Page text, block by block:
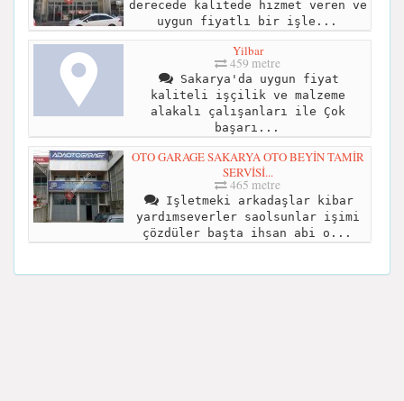
derecede kalitede hizmet veren ve
uygun fiyatlı bir işle...
Yilbar
459 metre
Sakarya'da uygun fiyat
kaliteli işçilik ve malzeme
alakalı çalışanları ile Çok
başarı...
OTO GARAGE SAKARYA OTO BEYİN TAMİR
SERVİSİ...
465 metre
Işletmeki arkadaşlar kibar
yardımseverler saolsunlar işimi
çözdüler başta ihsan abi o...